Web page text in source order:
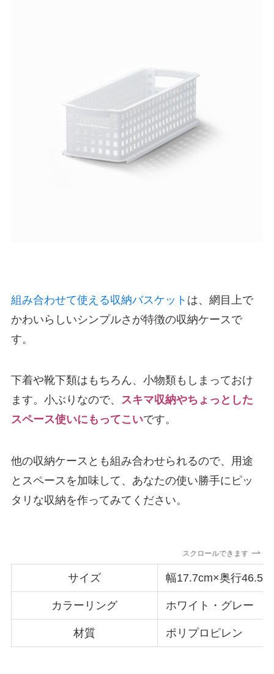
組み合わせて使える収納バスケット は、網目上で
かわいらしいシンプルさが特徴の収納ケースで
す。
下着や靴下類はもちろん、小物類もしまっておけ
ます。小ぶりなので、 スキマ収納やちょっとした
スペース使いにもってこいです。
他の収納ケースとも組み合わせられるので、用途
とスペースを加味して、あなたの使い勝手にピッ
タリな収納を作ってみてください。
スクロールできます
サイズ 幅17.7cm×奥行
カラーリング ホワイト・グレー
材質 ポリプロピレン